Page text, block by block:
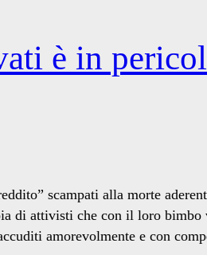
è in
scampati alla morte
di attivisti che con il loro
amorevolmente e con